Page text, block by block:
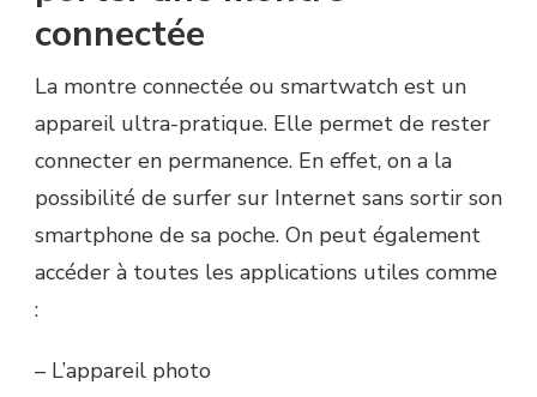
connectée
La montre connectée ou smartwatch est un
appareil ultra-pratique. Elle permet de rester
connecter en permanence. En effet, on a la
possibilité de surfer sur Internet sans sortir son
smartphone de sa poche. On peut également
accéder à toutes les applications utiles comme
:
– L’appareil photo